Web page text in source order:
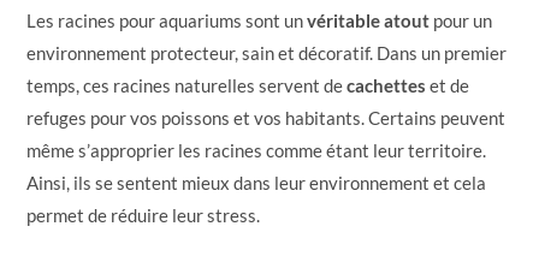
Les racines pour aquariums sont unvéritable atout pour un
environnement protecteur, sain et décoratif. Dans un premier
temps, ces racines naturelles servent decachetteset de
refuges pour vos poissons et vos habitants. Certains peuvent
même s’approprier les racines comme étant leur territoire.
Ainsi, ils se sentent mieux dans leur environnement et cela
permet de réduire leur stress.